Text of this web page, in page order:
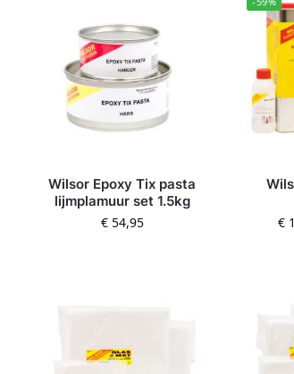
Wilsor Epoxy Tix pasta
lijmplamuur set 1.5kg
€54,95
€